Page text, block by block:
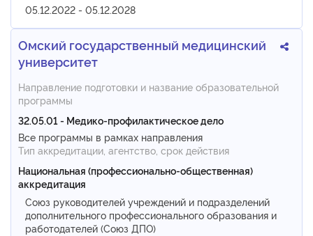
05.12.2022 - 05.12.2028
Омский государственный медицинский
университет
Направление подготовки и название образовательной
программы
32.05.01 - Медико-профилактическое дело
Все программы в рамках направления
Тип аккредитации, агентство, срок действия
Национальная (профессионально-общественная)
аккредитация
Союз руководителей учреждений и подразделений
дополнительного профессионального образования и
работодателей (Союз ДПО)